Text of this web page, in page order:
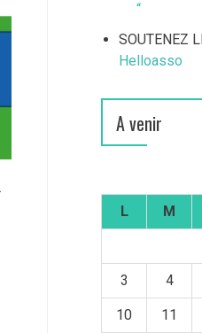
“
SOUTENEZ
Helloasso
A venir
L M
3 4
10 11